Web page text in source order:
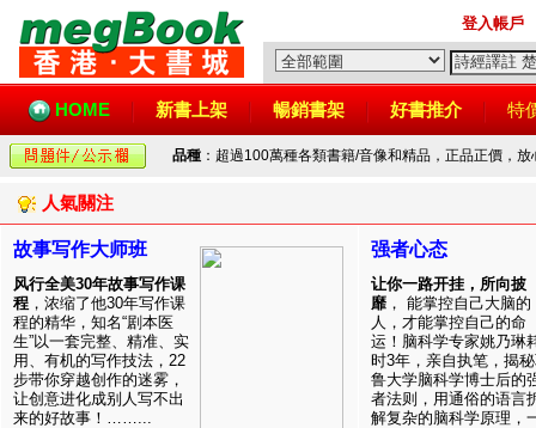
登入帳戶
HOME 新書上架 暢銷書架 好書推介 特
品種 ：超過100萬種各類書籍/音像和精品，正品正價，
人氣關注
故事写作大师班
风行全美30年故事写作课
程 ，浓缩了他30年写作课
程的精华，知名“剧本医
生”以一套完整、精准、实
用、有机的写作技法，22
步带你穿越创作的迷雾，
让创意进化成别人写不出
来的好故事！……...
强者心态
让你一路开挂，所向披
靡 ， 能掌控自己大脑的
人，才能掌控自己的命
运！脑科学专家姚乃琳
时3年，亲自执笔，揭
鲁大学脑科学博士后的
者法则，用通俗的语言
解复杂的脑科学原理，